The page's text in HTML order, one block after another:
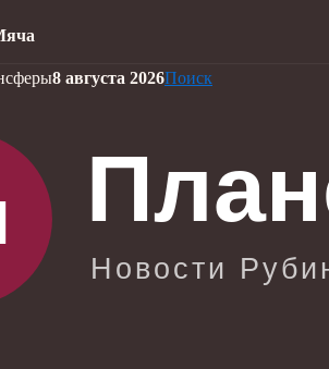
8 августа 2026Поиск